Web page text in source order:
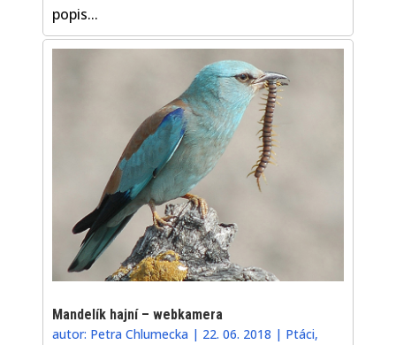
popis...
Mandelík hajní – webkamera
autor: Petra Chlumecka | 22. 06. 2018 | Ptáci,